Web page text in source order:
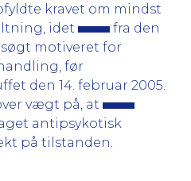
kravet om mindst
idet
fra den
motiveret for
før
den 14. februar 2005.
vægt på, at
antipsykotisk
på tilstanden.